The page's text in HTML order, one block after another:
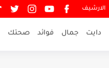
الارشيف
دايت جمال فوائد صحتك